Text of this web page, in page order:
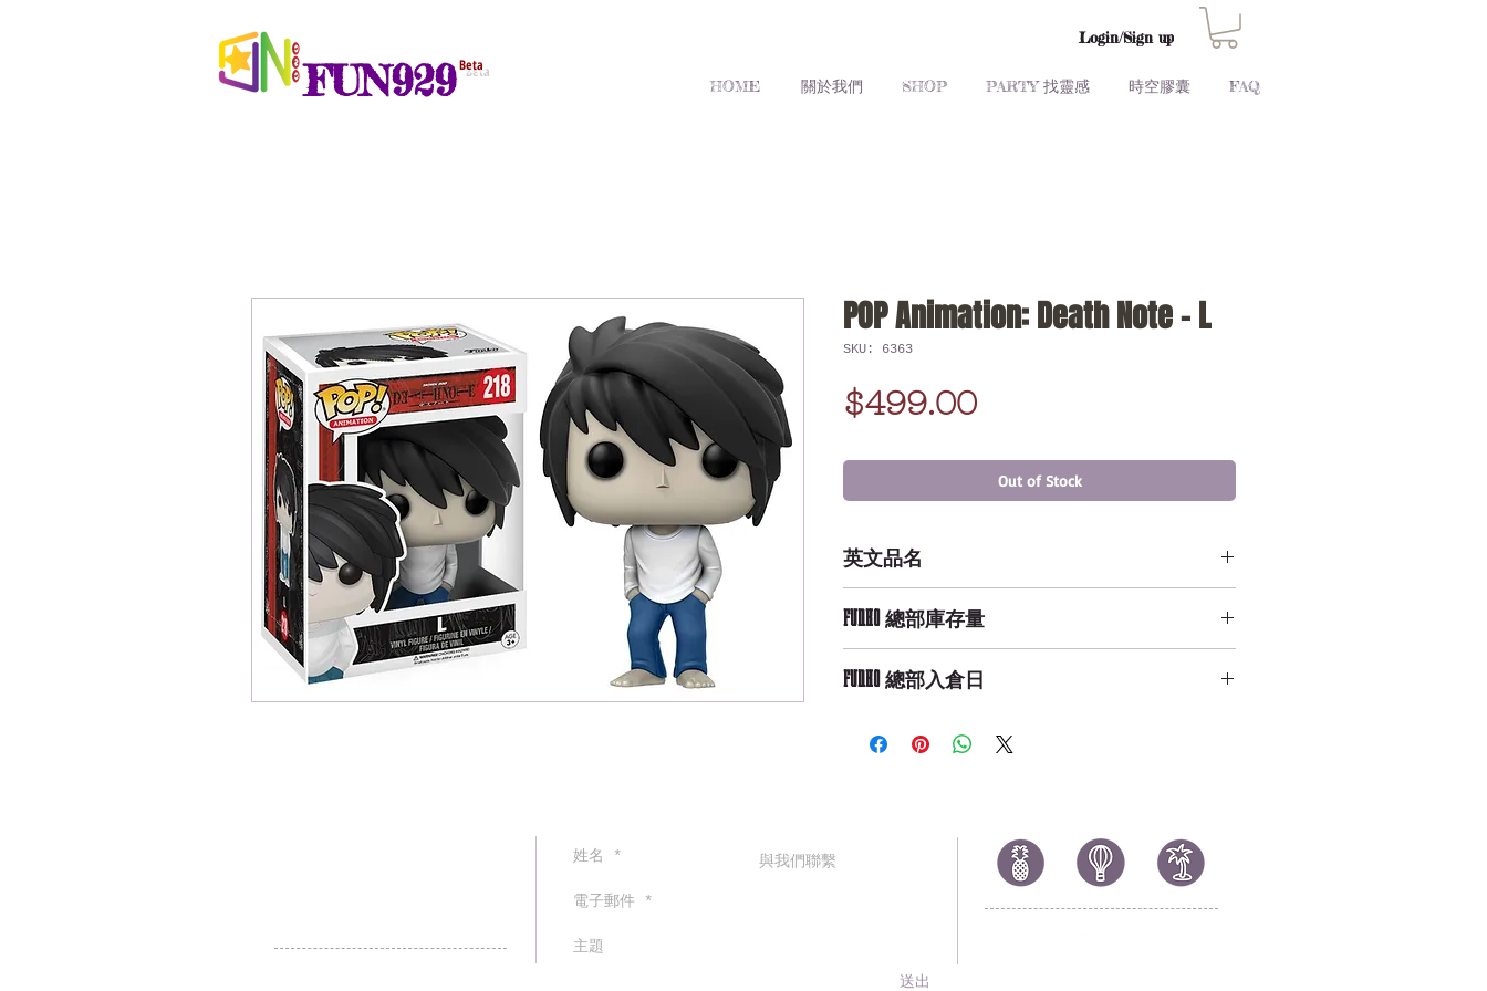
Beta
FUN929
Login/Sign up
HOME 關於我們 SHOP PARTY 找靈感 時空膠囊 FAQ
POP Animation: Death Note - L
SKU: 6363
$499.00Price
Out of Stock
英文品名
FUNKO 總部庫存量
FUNKO 總部入倉日
送出